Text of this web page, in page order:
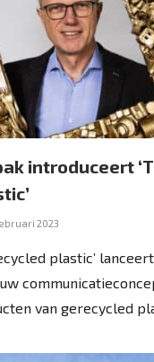
introduceert
2023
plastic’
van gerecycled